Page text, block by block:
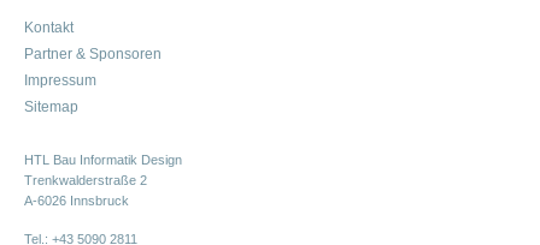
Kontakt
Partner & Sponsoren
Impressum
Sitemap
HTL Bau Informatik Design
Trenkwalderstraße 2
A-6026 Innsbruck
Tel.: +43 5090 2811